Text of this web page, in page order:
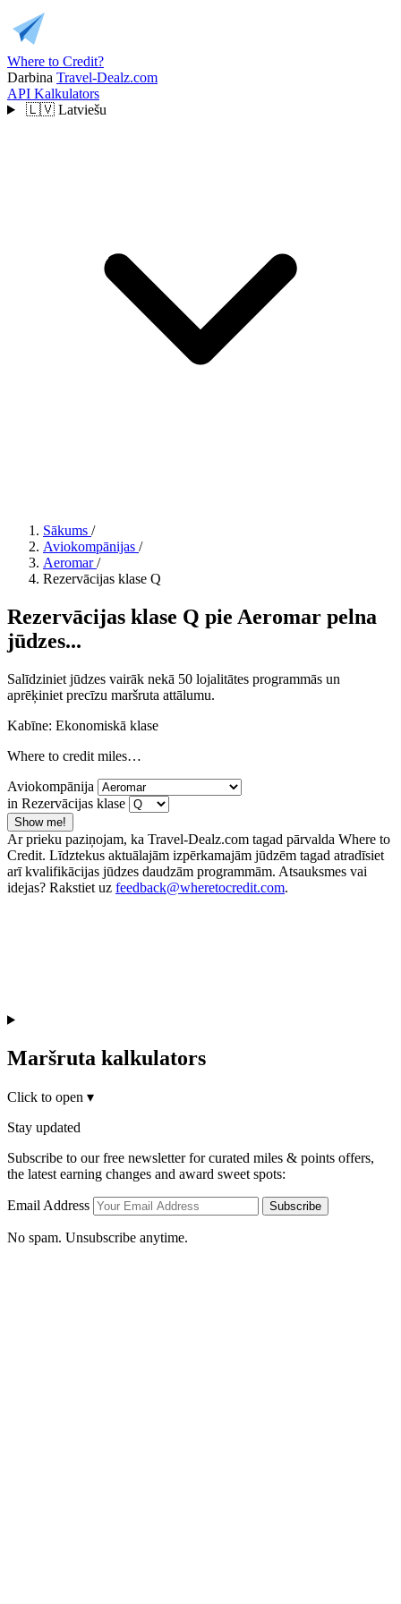
Where to Credit?
Darbina Travel-Dealz.com
API Kalkulators
🇱🇻 Latviešu
Sākums /
Aviokompānijas /
Aeromar /
Rezervācijas klase Q
Rezervācijas klase Q pie Aeromar pelna
jūdzes...
Salīdziniet jūdzes vairāk nekā 50 lojalitātes programmās un
aprēķiniet precīzu maršruta attālumu.
Kabīne: Ekonomiskā klase
Where to credit miles…
Aviokompānija
in Rezervācijas klase
Show me!
Ar prieku paziņojam, ka Travel-Dealz.com tagad pārvalda Where to
Credit. Līdztekus aktuālajām izpērkamajām jūdzēm tagad atradīsiet
arī kvalifikācijas jūdzes daudzām programmām. Atsauksmes vai
idejas? Rakstiet uz feedback@wheretocredit.com.
Maršruta kalkulators
Click to open ▾
Stay updated
Subscribe to our free newsletter for curated miles & points offers,
the latest earning changes and award sweet spots:
Email Address Subscribe
No spam. Unsubscribe anytime.